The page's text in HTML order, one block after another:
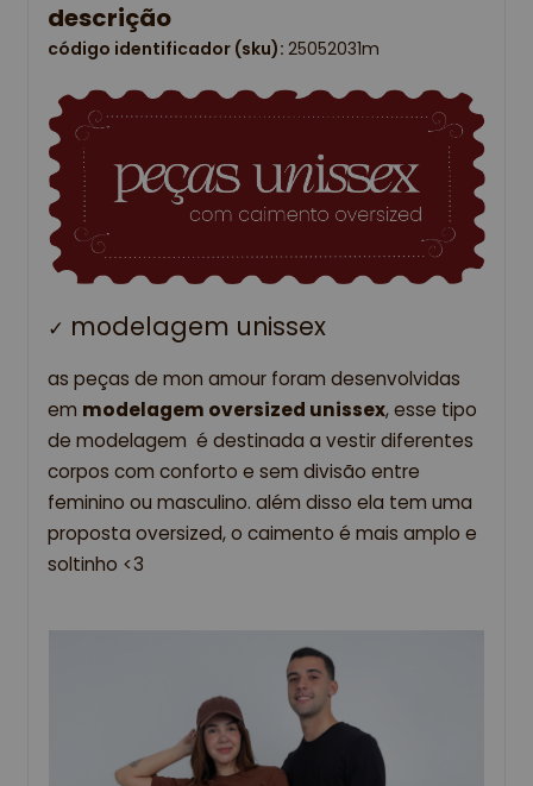
descrição
código identificador (sku): 25052031m
✓ modelagem unissex
as peças de mon amour foram desenvolvidas
em modelagem oversized unissex, esse tipo
de modelagem  é destinada a vestir diferentes
corpos com conforto e sem divisão entre
feminino ou masculino. além disso ela tem uma
proposta oversized, o caimento é mais amplo e
soltinho <3